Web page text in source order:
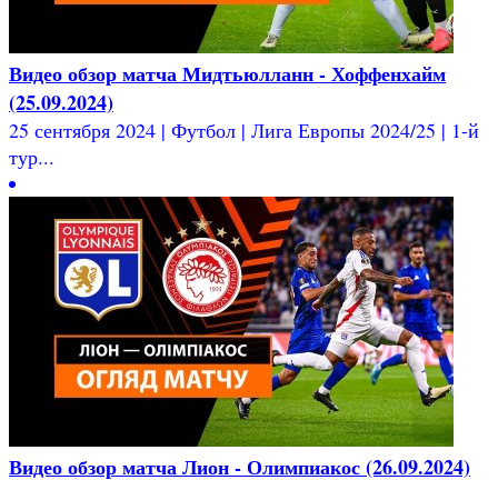
Видео обзор матча Мидтьюлланн - Хоффенхайм
(25.09.2024)
25 сентября 2024 | Футбол | Лига Европы 2024/25 | 1-й
тур...
Видео обзор матча Лион - Олимпиакос (26.09.2024)